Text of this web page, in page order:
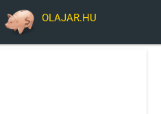
OLAJAR.HU